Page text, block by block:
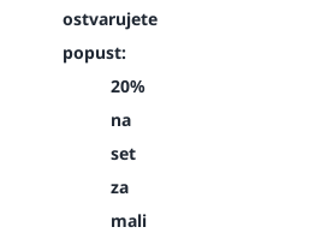
ostvarujete
popust:
20%
na
set
za
mali